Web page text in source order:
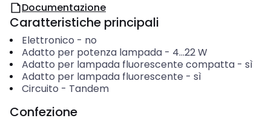
Documentazione
Caratteristiche principali
Elettronico - no
Adatto per potenza lampada- 4...22W
Adatto per lampada fluorescente compatta- sì
Adatto per lampada fluorescente - sì
Circuito - Tandem
Confezione